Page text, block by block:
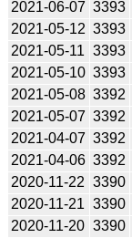
2021-06-07 3393
2021-05-12 3393
2021-05-11 3393
2021-05-10 3393
2021-05-08 3392
2021-05-07 3392
2021-04-07 3392
2021-04-06 3392
2020-11-22 3390
2020-11-21 3390
2020-11-20 3390